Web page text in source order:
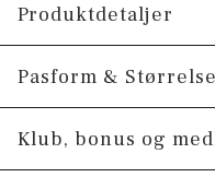
Produktdetaljer
Mærke med logo
Jeansene har
Lavet med
elasticitet og
Pasform & Størrelse
Fit:Tapered fit
Klub, bonus og